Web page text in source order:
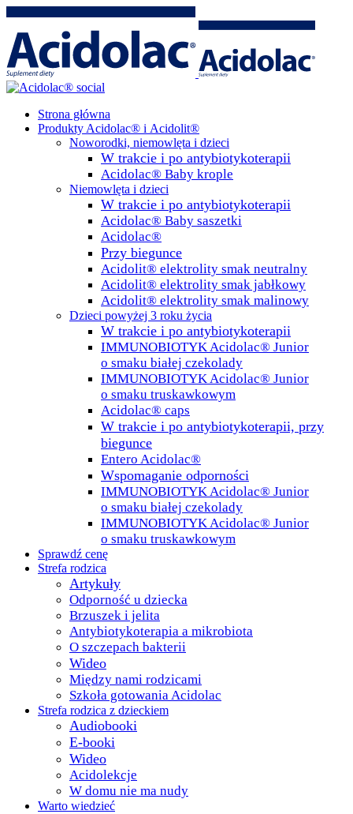
Strona główna
Produkty Acidolac® i Acidolit®
Noworodki, niemowlęta i dzieci
W trakcie i po antybiotykoterapii
Acidolac® Baby krople
Niemowlęta i dzieci
W trakcie i po antybiotykoterapii
Acidolac® Baby saszetki
Acidolac®
Przy biegunce
Acidolit® elektrolity smak neutralny
Acidolit® elektrolity smak jabłkowy
Acidolit® elektrolity smak malinowy
Dzieci powyżej 3 roku życia
W trakcie i po antybiotykoterapii
IMMUNOBIOTYK Acidolac® Junior
o smaku białej czekolady
IMMUNOBIOTYK Acidolac® Junior
o smaku truskawkowym
Acidolac® caps
W trakcie i po antybiotykoterapii, przy
biegunce
Entero Acidolac®
Wspomaganie odporności
IMMUNOBIOTYK Acidolac® Junior
o smaku białej czekolady
IMMUNOBIOTYK Acidolac® Junior
o smaku truskawkowym
Sprawdź cenę
Strefa rodzica
Artykuły
Odporność u dziecka
Brzuszek i jelita
Antybiotykoterapia a mikrobiota
O szczepach bakterii
Wideo
Między nami rodzicami
Szkoła gotowania Acidolac
Strefa rodzica z dzieckiem
Audiobooki
E-booki
Wideo
Acidolekcje
W domu nie ma nudy
Warto wiedzieć